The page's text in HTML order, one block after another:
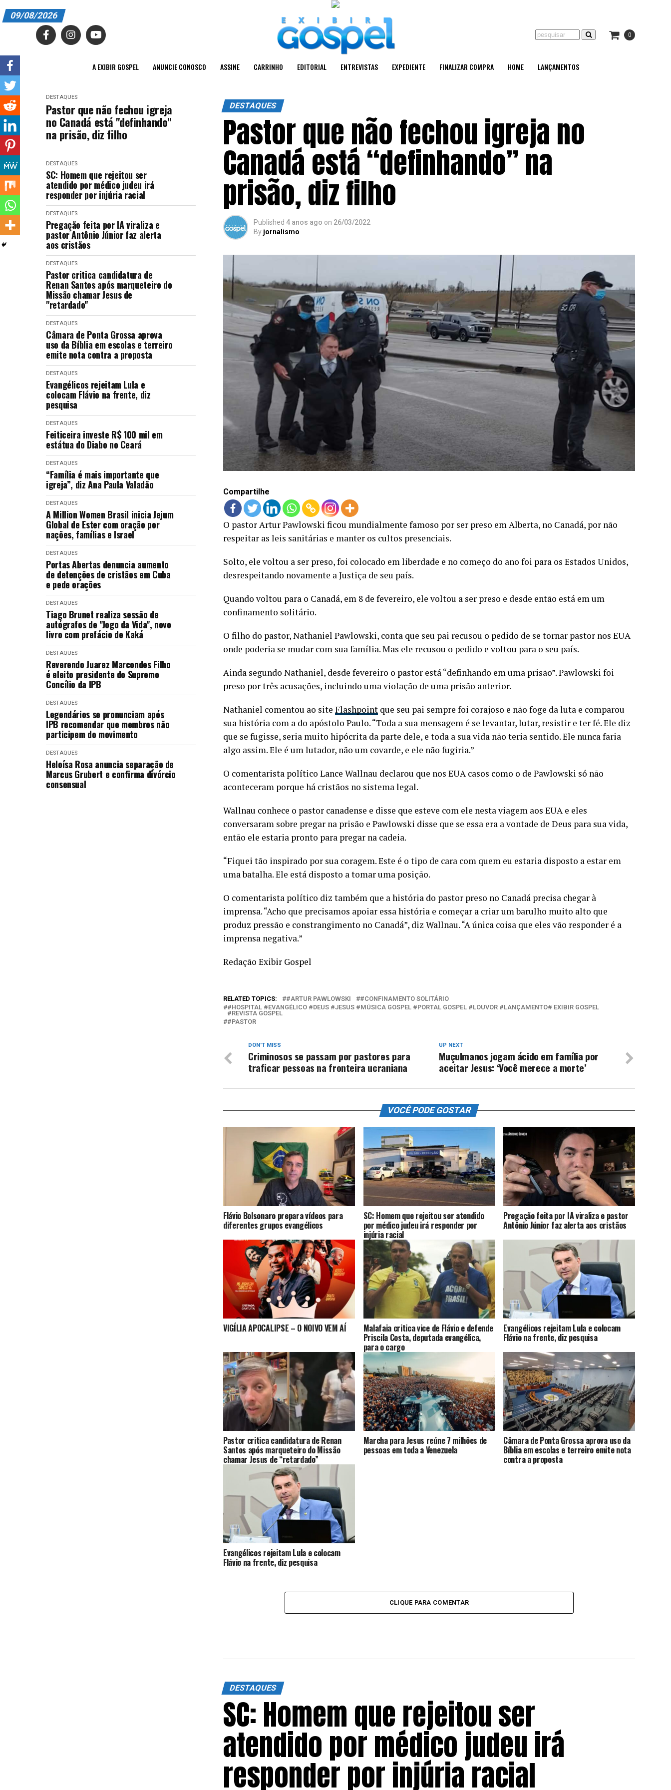
A EXIBIR GOSPEL
EDITORIAL
EXPEDIENTE
FINALIZAR COMPRA
HOME
LANÇAMENTOS
09/08/2026
0
A EXIBIR GOSPEL ANUNCIE CONOSCO ASSINE CARRINHO EDITORIAL ENTREVISTAS EXPEDIENTE FINALIZAR COMPRA HOME LANÇAMENTOS
DESTAQUES
Pastor que não fechou igreja
no Canadá está "definhando"
na prisão, diz filho
DESTAQUES
SC: Homem que rejeitou ser
atendido por médico judeu irá
responder por injúria racial
DESTAQUES
Pregação feita por IA viraliza e
pastor Antônio Júnior faz alerta
aos cristãos
DESTAQUES
Pastor critica candidatura de
Renan Santos após marqueteiro do
Missão chamar Jesus de
"retardado"
DESTAQUES
Câmara de Ponta Grossa aprova
uso da Bíblia em escolas e terreiro
emite nota contra a proposta
DESTAQUES
Evangélicos rejeitam Lula e
colocam Flávio na frente, diz
pesquisa
DESTAQUES
Feiticeira investe R$ 100 mil em
estátua do Diabo no Ceará
DESTAQUES
“Família é mais importante que
igreja”, diz Ana Paula Valadão
DESTAQUES
A Million Women Brasil inicia Jejum
Global de Ester com oração por
nações, famílias e Israel
DESTAQUES
Portas Abertas denuncia aumento
de detenções de cristãos em Cuba
e pede orações
DESTAQUES
Tiago Brunet realiza sessão de
autógrafos de "Jogo da Vida", novo
livro com prefácio de Kaká
DESTAQUES
Reverendo Juarez Marcondes Filho
é eleito presidente do Supremo
Concílio da IPB
DESTAQUES
Legendários se pronunciam após
IPB recomendar que membros não
participem do movimento
DESTAQUES
Heloísa Rosa anuncia separação de
Marcus Grubert e confirma divórcio
consensual
DESTAQUES
Pastor que não fechou igreja no
Canadá está “definhando” na
prisão, diz filho
Published 4 anos ago on 26/03/2022
By jornalismo
Compartilhe
O pastor Artur Pawlowski ficou mundialmente famoso por ser preso em Alberta, no Canadá, por não
respeitar as leis sanitárias e manter os cultos presenciais.
Solto, ele voltou a ser preso, foi colocado em liberdade e no começo do ano foi para os Estados Unidos,
desrespeitando novamente a Justiça de seu país.
Quando voltou para o Canadá, em 8 de fevereiro, ele voltou a ser preso e desde então está em um
confinamento solitário.
O filho do pastor, Nathaniel Pawlowski, conta que seu pai recusou o pedido de se tornar pastor nos EUA
onde poderia se mudar com sua família. Mas ele recusou o pedido e voltou para o seu país.
Ainda segundo Nathaniel, desde fevereiro o pastor está “definhando em uma prisão”. Pawlowski foi
preso por três acusações, incluindo uma violação de uma prisão anterior.
Nathaniel comentou ao site Flashpoint que seu pai sempre foi corajoso e não foge da luta e comparou
sua história com a do apóstolo Paulo. “Toda a sua mensagem é se levantar, lutar, resistir e ter fé. Ele diz
que se fugisse, seria muito hipócrita da parte dele, e toda a sua vida não teria sentido. Ele nunca faria
algo assim. Ele é um lutador, não um covarde, e ele não fugiria.”
O comentarista político Lance Wallnau declarou que nos EUA casos como o de Pawlowski só não
aconteceram porque há cristãos no sistema legal.
Wallnau conhece o pastor canadense e disse que esteve com ele nesta viagem aos EUA e eles
conversaram sobre pregar na prisão e Pawlowski disse que se essa era a vontade de Deus para sua vida,
então ele estaria pronto para pregar na cadeia.
“Fiquei tão inspirado por sua coragem. Este é o tipo de cara com quem eu estaria disposto a estar em
uma batalha. Ele está disposto a tomar uma posição.
O comentarista político diz também que a história do pastor preso no Canadá precisa chegar à
imprensa. “Acho que precisamos apoiar essa história e começar a criar um barulho muito alto que
produz pressão e constrangimento no Canadá”, diz Wallnau. “A única coisa que eles vão responder é a
imprensa negativa.”
Redação Exibir Gospel
RELATED TOPICS: #ARTUR PAWLOWSKI
#CONFINAMENTO SOLITÁRIO
#HOSPITAL #EVANGÉLICO #DEUS #JESUS #MÚSICA GOSPEL #PORTAL GOSPEL #LOUVOR #LANÇAMENTO# EXIBIR GOSPEL
#REVISTA GOSPEL
#PASTOR
UP NEXT
Muçulmanos jogam ácido em família por
aceitar Jesus: ‘Você merece a morte’
DON'T MISS
Criminosos se passam por pastores para
traficar pessoas na fronteira ucraniana
VOCÊ PODE GOSTAR
Flávio Bolsonaro prepara vídeos para
diferentes grupos evangélicos
SC: Homem que rejeitou ser atendido
por médico judeu irá responder por
injúria racial
Pregação feita por IA viraliza e pastor
Antônio Júnior faz alerta aos cristãos
VIGÍLIA APOCALIPSE – O NOIVO VEM AÍ Malafaia critica vice de Flávio e defende
Priscila Costa, deputada evangélica,
para o cargo
Evangélicos rejeitam Lula e colocam
Flávio na frente, diz pesquisa
Pastor critica candidatura de Renan
Santos após marqueteiro do Missão
chamar Jesus de “retardado”
Marcha para Jesus reúne 7 milhões de
pessoas em toda a Venezuela
Câmara de Ponta Grossa aprova uso da
Bíblia em escolas e terreiro emite nota
contra a proposta
Evangélicos rejeitam Lula e colocam
Flávio na frente, diz pesquisa
CLIQUE PARA COMENTAR
DESTAQUES
SC: Homem que rejeitou ser
atendido por médico judeu irá
responder por injúria racial